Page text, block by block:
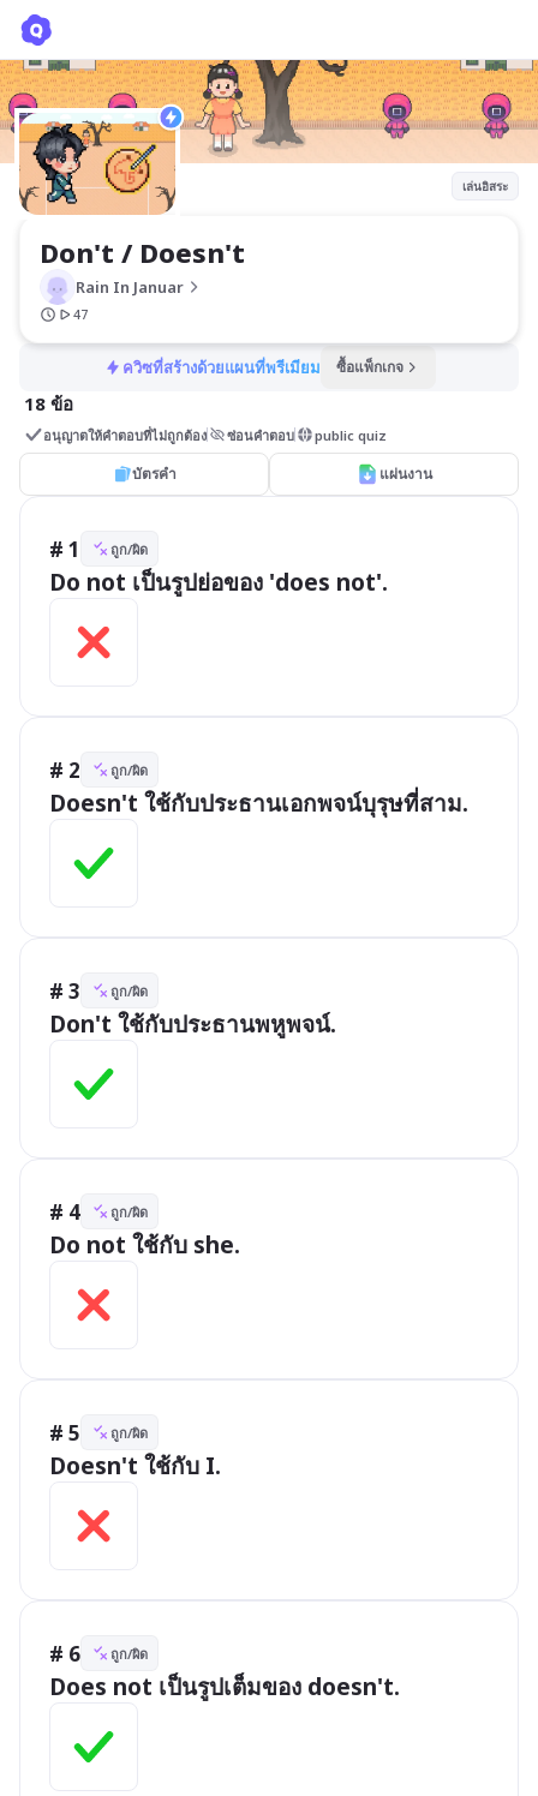
เล่นอิสระ
Don't / Doesn't
Rain In Januar
47
ควิซที่สร้างด้วยแผนที่พรีเมียม ซื้อแพ็กเกจ
18 ข้อ
อนุญาตให้คำตอบที่ไม่ถูกต้อง ซ่อนคำตอบ public quiz
บัตรคำ แผ่นงาน
# 1 ถูก/ผิด
Do not เป็นรูปย่อของ 'does not'.
# 2 ถูก/ผิด
Doesn't ใช้กับประธานเอกพจน์บุรุษที่สาม.
# 3 ถูก/ผิด
Don't ใช้กับประธานพหูพจน์.
# 4 ถูก/ผิด
Do not ใช้กับ she.
# 5 ถูก/ผิด
Doesn't ใช้กับ I.
# 6 ถูก/ผิด
Does not เป็นรูปเต็มของ doesn't.